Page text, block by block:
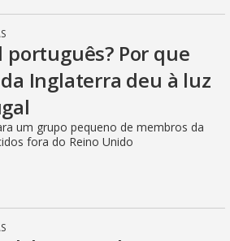
português? Por que
Inglaterra deu à luz
um grupo pequeno de membros da
fora do Reino Unido